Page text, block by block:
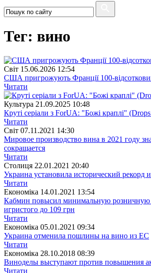
Тег: вино
Свiт 15.06.2026 12:54
США пригрожують Франції 100-
Читати
Культура 21.09.2025 10:48
Круті серіали з ForUA: "Божі краплі"
Читати
Свiт 07.11.2021 14:30
Мировое производство вина в 2021 году
сокращается
Читати
Столиця 22.01.2021 20:40
Украина установила исторический рекорд
Читати
Економіка 14.01.2021 13:54
Кабмин повысил минимальную розничную
игристого до 109 грн
Читати
Економіка 05.01.2021 09:34
Украина отменила пошлины на вино из ЕС
Читати
Економіка 28.10.2018 08:39
Виноделы выступают против повышения
Читати